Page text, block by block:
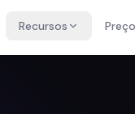
Recursos